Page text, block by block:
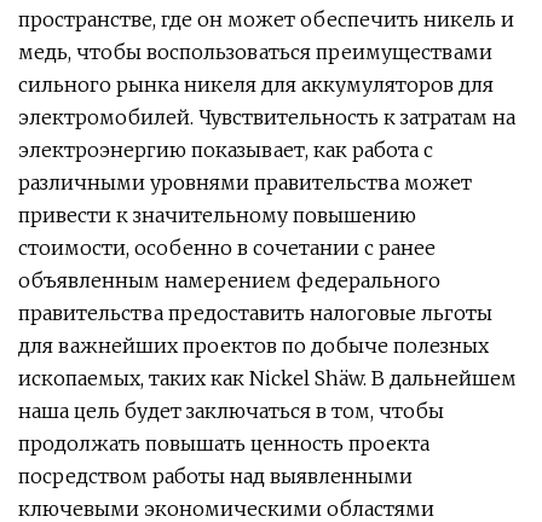
пространстве, где он может обеспечить никель и
медь, чтобы воспользоваться преимуществами
сильного рынка никеля для аккумуляторов для
электромобилей. Чувствительность к затратам на
электроэнергию показывает, как работа с
различными уровнями правительства может
привести к значительному повышению
стоимости, особенно в сочетании с ранее
объявленным намерением федерального
правительства предоставить налоговые льготы
для важнейших проектов по добыче полезных
ископаемых, таких как Nickel Shäw. В дальнейшем
наша цель будет заключаться в том, чтобы
продолжать повышать ценность проекта
посредством работы над выявленными
ключевыми экономическими областями